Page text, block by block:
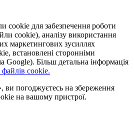
cookie для забезпечення роботи
cookie), аналізу використання
маркетингових зусиллях
встановлені сторонніми
Google). Більш детальна інформація
cookie.
погоджуєтесь на збереження
на вашому пристрої.